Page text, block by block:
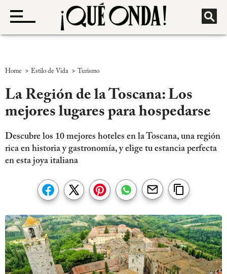
Home > Estilo de Vida > Turismo
La Región de la Toscana: Los
mejores lugares para hospedarse
Descubre los 10 mejores hoteles en la Toscana, una región
rica en historia y gastronomía, y elige tu estancia perfecta
en esta joya italiana